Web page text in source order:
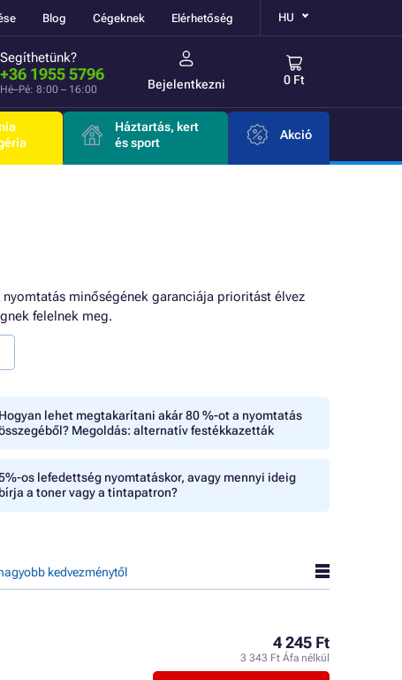
Blog Cégeknek Elérhetőség HU
Segíthetünk?
+36 1955 5796
Hé–Pé: 8:00 – 16:00 Bejelentkezni 0 Ft
Háztartás, kert
és sport
Akció
minőségének garanciája prioritást élvez
felelnek meg.
Hogyan lehet megtakarítani akár 80 %-ot a nyomtatás
Megoldás: alternatív festékkazetták
os lefedettség nyomtatáskor, avagy mennyi ideig
bírja a toner vagy a tintapatron?
kedvezménytől
4 245 Ft
3 343 Ft Áfa nélkül